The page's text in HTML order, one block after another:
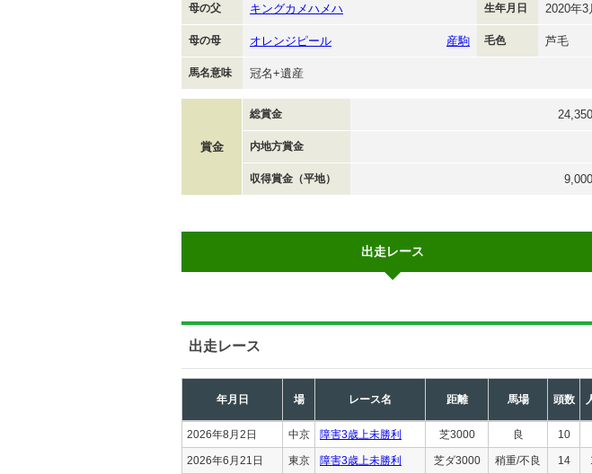
母の父 キングカメハメハ 生年月日 2020年3
母の母 オレンジピール 産駒 毛色 芦毛
馬名意味 冠名+遺産
賞金
総賞金
内地方賞金
収得賞金（平地）
出走レース
出走レース
年月日 場 レース名 距離 馬場 頭数
2026年8月2日 中京 障害3歳上未勝利 芝3000 良 10
2026年6月21日 東京 障害3歳上未勝利 芝ダ3000 稍重/不良 14